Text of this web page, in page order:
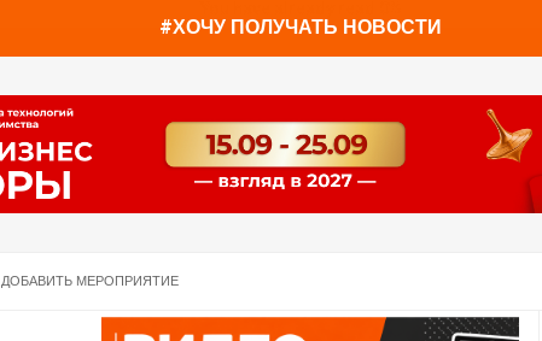
#ХОЧУ ПОЛУЧАТЬ НОВОСТИ
ДОБАВИТЬ МЕРОПРИЯТИЕ